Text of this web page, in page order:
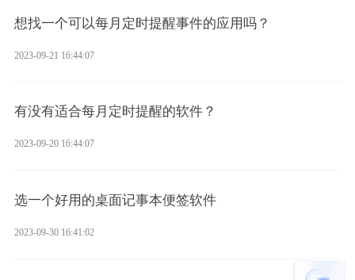
想找一个可以每月定时提醒事件的应用吗？
2023-09-21 16:44:07
有没有适合每月定时提醒的软件？
2023-09-20 16:44:07
选一个好用的桌面记事本便签软件
2023-09-30 16:41:02